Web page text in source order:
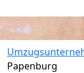
Papenburg